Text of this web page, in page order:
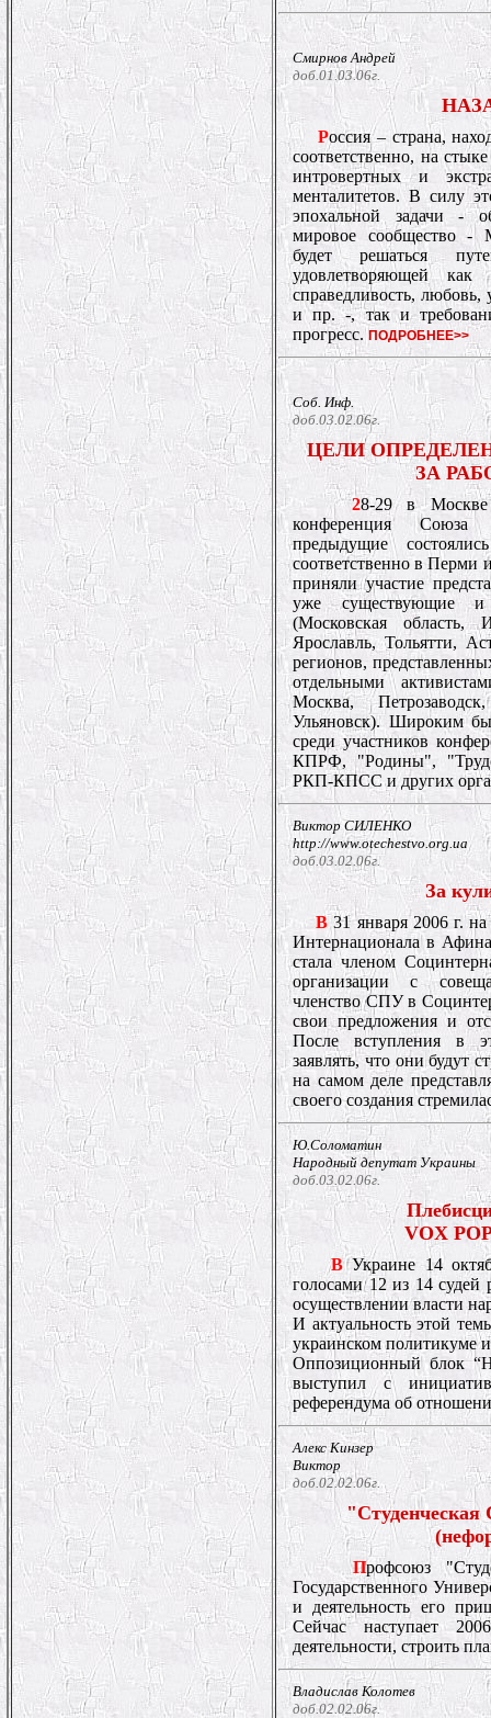
Смирнов Андрей
доб.01.03.06г.
Россия – страна,
соответственно, на
интровертных и
менталитетов. В силу
эпохальной задачи -
мировое сообщество -
будет решаться
удовлетворяющей
справедливость, любовь,
и пр. -, так и
прогресс. ПОДРОБНЕЕ>>
Соб. Инф.
доб.03.02.06г.
ЦЕЛИ
ЗА
28-29 в Москве
конференция Союза
предыдущие
соответственно в Перми
приняли участие
уже существующие и
(Московская
Ярославль, Тольятти,
регионов,
отдельными
Москва,
Ульяновск). Широким
среди участников
КПРФ, "Родины",
РКП-КПСС и других
Виктор СИЛЕНКО
http://www.otechestvo.org.ua
доб.03.02.06г.
За
В31 января 2006 г. на
Интернационала в
стала членом
организации с
членство СПУ в
свои предложения и
После вступления в
заявлять, что они будут
на самом деле
своего создания
Ю.Соломатин
Народный депутат Украины
доб.03.02.06г.
VOX
ВУкраине 14
голосами 12 из 14 судей
осуществлении власти
И актуальность этой
украинском политикуме
Оппозиционный блок
выступил с
референдума об
Алекс Кинзер
Виктор
доб.02.02.06г.
"Студенческая
Профсоюз
Государственного
и деятельность его
Сейчас наступает
деятельности, строить
Владислав Колотев
доб.02.02.06г.